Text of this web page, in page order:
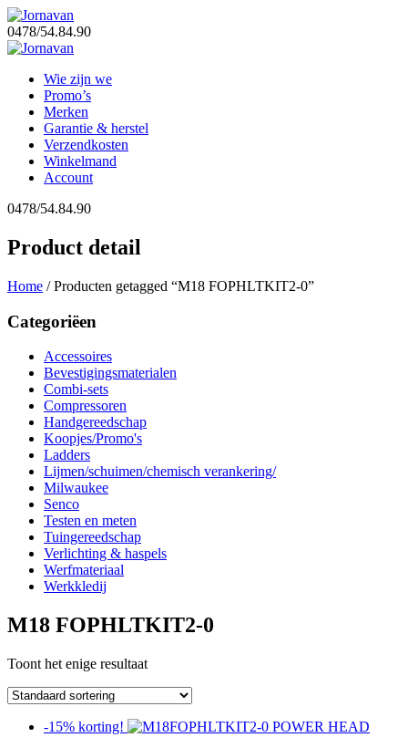
0478/54.84.90
Wie zijn we
Promo’s
Merken
Garantie & herstel
Verzendkosten
Winkelmand
Account
0478/54.84.90
Product detail
Home / Producten getagged “M18 FOPHLTKIT2-0”
Categoriëen
Accessoires
Bevestigingsmaterialen
Combi-sets
Compressoren
Handgereedschap
Koopjes/Promo's
Ladders
Lijmen/schuimen/chemisch verankering/
Milwaukee
Senco
Testen en meten
Tuingereedschap
Verlichting & haspels
Werfmateriaal
Werkkledij
M18 FOPHLTKIT2-0
Toont het enige resultaat
-15% korting!